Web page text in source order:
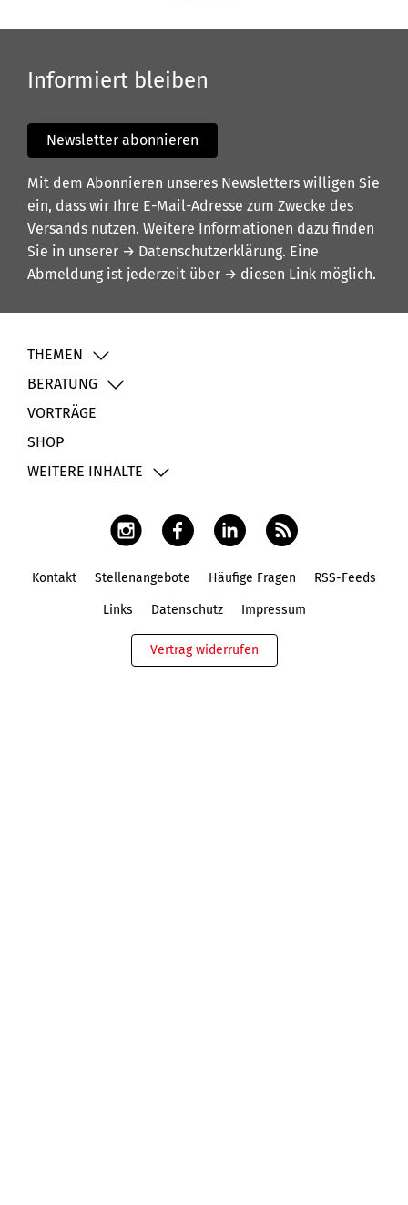
Informiert bleiben
Newsletter abonnieren
Mit dem Abonnieren unseres Newsletters willigen Sie
ein, dass wir Ihre E-Mail-Adresse zum Zwecke des
Versands nutzen. Weitere Informationen dazu finden
Sie in unserer → Datenschutzerklärung. Eine
Abmeldung ist jederzeit über → diesen Link möglich.
THEMEN
BERATUNG
VORTRÄGE
SHOP
WEITERE INHALTE
Kontakt Stellenangebote Häufige Fragen RSS-Feeds
Links Datenschutz Impressum
Vertrag widerrufen